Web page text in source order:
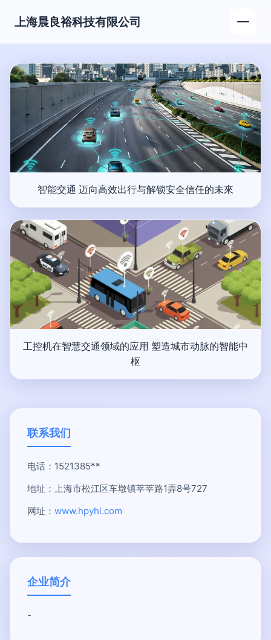
上海晨良裕科技有限公司
智能交通 迈向高效出行与解锁安全信任的未來
工控机在智慧交通领域的应用 塑造城市动脉的智能中
枢
联系我们
电话：1521385**
地址：上海市松江区车墩镇莘莘路1弄8号727
网址： www.hpyhl.com
企业简介
-